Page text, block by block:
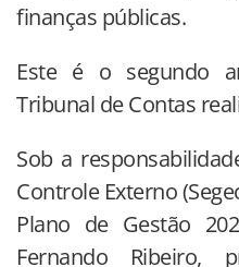
finanças públicas.
Este é o segundo
Tribunal de Contas
Sob a
Controle Externo
Plano de Gestão
Fernando Ribeiro,